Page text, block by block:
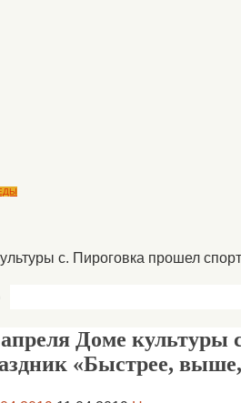
с. Пироговка прошел
апреля Доме
«Быстрее,